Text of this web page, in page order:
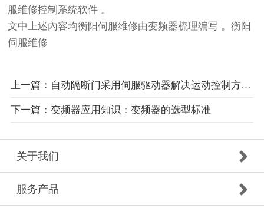
服维修控制系统软件 。
文中上述內容均衡阳伺服维修由变频器梳理编写 。衡阳
伺服维修
上一篇：自动隔断门采用伺服驱动器解决运动控制方案分析
下一篇：变频器应用知识：变频器的选型标准
关于我们
服务产品